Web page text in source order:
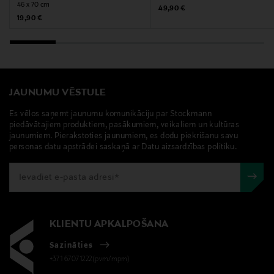
46 x 70 cm
Original Price
19,90 €
Original Price
49,90 €
JAUNUMU VĒSTULE
Es vēlos saņemt jaunumu komunikāciju par Stockmann
piedāvātajiem produktiem, pasākumiem, veikaliem un kultūras
jaunumiem. Pierakstoties jaunumiem, es dodu piekrišanu savu
personas datu apstrādei saskaņā ar Datu aizsardzības politiku.
KLIENTU APKALPOŠANA
Sazināties
+371 67071222(pvm/mpm)